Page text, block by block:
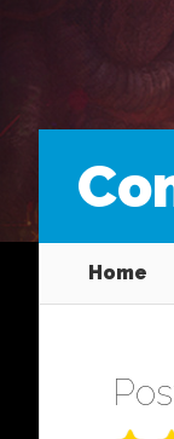
Home